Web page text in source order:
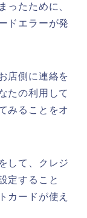
ったために、
ドエラーが発
店側に連絡を
たの利用して
みることをオ
して、クレジ
定すること
カードが使え